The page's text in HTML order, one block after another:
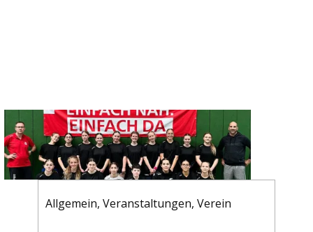
Allgemein, Veranstaltungen, Verein